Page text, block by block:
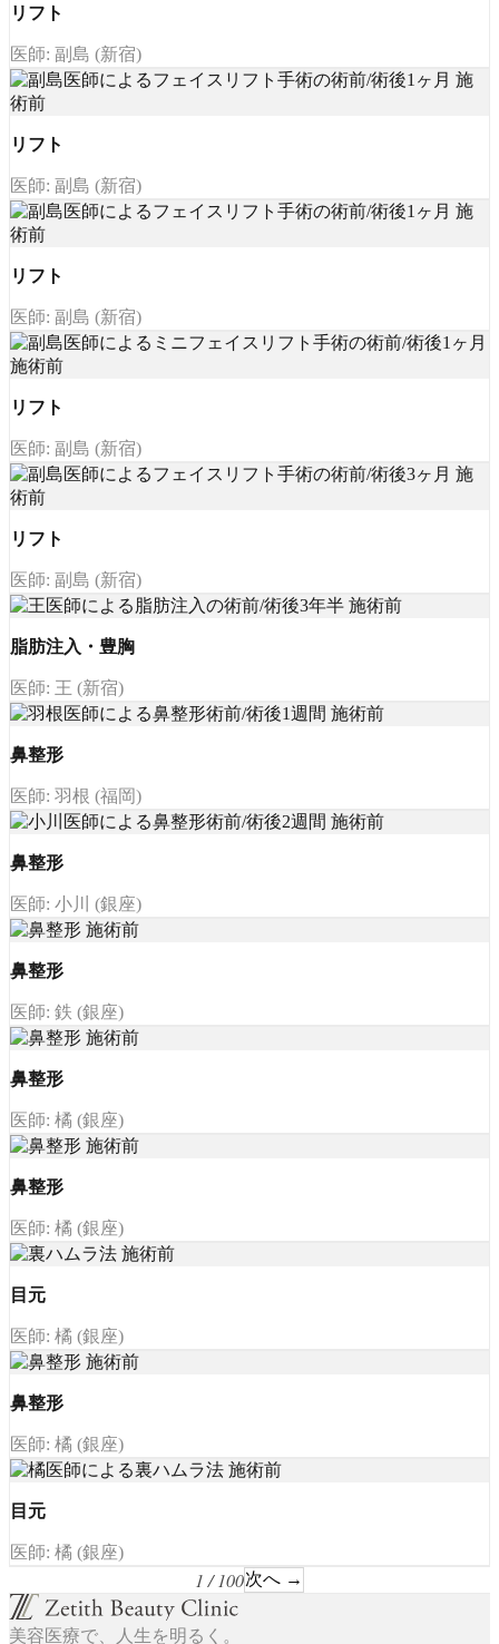
リフト
医師: 副島 (新宿)
リフト
医師: 副島 (新宿)
リフト
医師: 副島 (新宿)
リフト
医師: 副島 (新宿)
リフト
医師: 副島 (新宿)
脂肪注入・豊胸
医師: 王 (新宿)
鼻整形
医師: 羽根 (福岡)
鼻整形
医師: 小川 (銀座)
鼻整形
医師: 鉄 (銀座)
鼻整形
医師: 橘 (銀座)
鼻整形
医師: 橘 (銀座)
目元
医師: 橘 (銀座)
鼻整形
医師: 橘 (銀座)
目元
医師: 橘 (銀座)
1 / 100次へ →
美容医療で、人生を明るく。